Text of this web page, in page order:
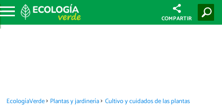
COMPARTIR
EcologíaVerde Plantas y jardinería Cultivo y cuidados de las plantas